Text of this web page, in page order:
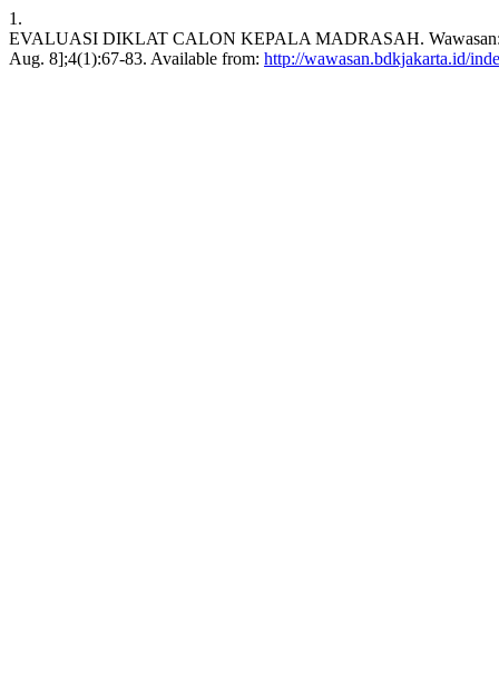
1.
EVALUASI DIKLAT CALON KEPALA MADRASAH. Wawasan:
Aug. 8];4(1):67-83. Available from: http://wawasan.bdkjakarta.id/